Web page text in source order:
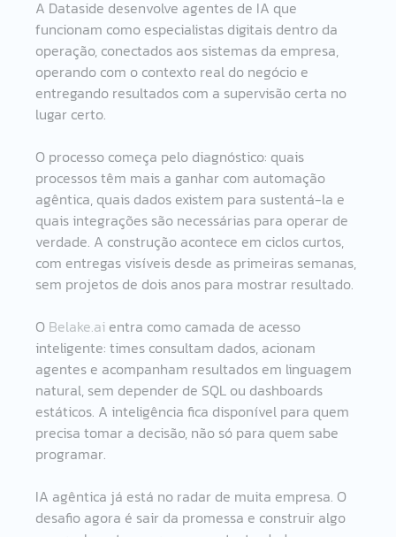
A Dataside desenvolve agentes de IA que
funcionam como especialistas digitais dentro da
operação, conectados aos sistemas da empresa,
operando com o contexto real do negócio e
entregando resultados com a supervisão certa no
lugar certo.
O processo começa pelo diagnóstico: quais
processos têm mais a ganhar com automação
agêntica, quais dados existem para sustentá-la e
quais integrações são necessárias para operar de
verdade. A construção acontece em ciclos curtos,
com entregas visíveis desde as primeiras semanas,
sem projetos de dois anos para mostrar resultado.
O Belake.ai entra como camada de acesso
inteligente: times consultam dados, acionam
agentes e acompanham resultados em linguagem
natural, sem depender de SQL ou dashboards
estáticos. A inteligência fica disponível para quem
precisa tomar a decisão, não só para quem sabe
programar.
IA agêntica já está no radar de muita empresa. O
desafio agora é sair da promessa e construir algo